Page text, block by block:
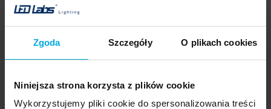
Zgoda Szczegóły O plikach cookies
Niniejsza strona korzysta z plików cookie
Wykorzystujemy pliki cookie do spersonalizowania treści
Kraków, Polska | Kontakt:
info@led-labs.pl
Złącze LED PRO C do taśm LED RGBW
10mm 2-stronne z przewodem
24-0000-55